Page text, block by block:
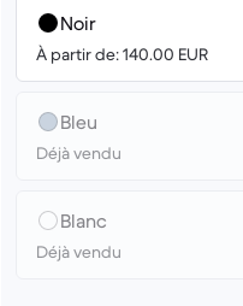
Noir
À partir de: 140.00 EUR
Bleu
Déjà vendu
Blanc
Déjà vendu